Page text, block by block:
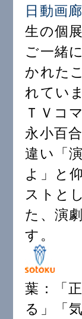
日動画廊
生の個
ご一緒
かれた
れてい
ＴＶコ
永小百
違い「
よ」と
ストと
た、演
す。
葉：「
る」